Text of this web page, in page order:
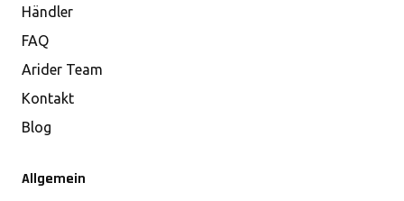
Händler
FAQ
Arider Team
Kontakt
Blog
Allgemein